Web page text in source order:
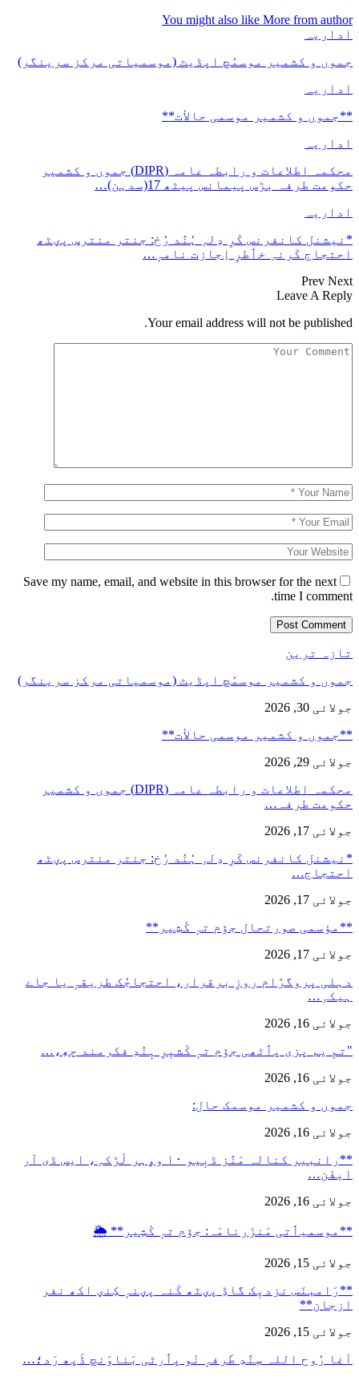
You might also like More from author
اداریہ
جموں و کشمیر موسمُچ اپڈیٹ (موسمیاتی مرکز سرینگر)
اداریہ
**جموں و كشمیر موسمی حالأت**
اداریہ
محکمہ اطلاعات و رابطہ عامہ (DIPR) جموں و کشمیر
حکومت طرفہ بڑس پیمانس پیٹھ 17(سدہن)…
اداریہ
*نیشنل کانفرنس کَرِ دِلہِ ہُنٛد رُخ: جنتر منترس پؠٹھ
احتجاج کَرنہِ خٲطرٕ اِجازت نامہٕ…
Prev Next
Leave A Reply
Your email address will not be published.
Save my name, email, and website in this browser for the next
time I comment.
تازہ ترین
جموں و کشمیر موسمُچ اپڈیٹ (موسمیاتی مرکز سرینگر)
جولائی 30, 2026
**جموں و كشمیر موسمی حالأت**
جولائی 29, 2026
محکمہ اطلاعات و رابطہ عامہ (DIPR) جموں و کشمیر
حکومت طرفہ…
جولائی 17, 2026
*نیشنل کانفرنس کَرِ دِلہِ ہُنٛد رُخ: جنتر منترس پؠٹھ
احتجاج…
جولائی 17, 2026
**مؤسمی صورتحال جۆم تہٕ کٔشِیر**
جولائی 17, 2026
دہلی پروگرٛام روزِ برقرار، احتجاجُک طریقہٕ یا جاے
ہیکہِ…
جولائی 16, 2026
"تمِ یم پزی پٲٹھی جۆم تہٕ کٔشیٖرِ ہٕنٛدِ فکرمند چھِ،…
جولائی 16, 2026
جموں و کشمیر موسمک حال:
جولائی 16, 2026
**رانبیر کنالہ مَنٛز ڈبِیو ۱۰ وۄہر لٔڑکہِ، ایس ڈی آر
ایفَن…
جولائی 16, 2026
**موسمیٲتی مَنزَرنامَہ: جۆم تہٕ کٔشِیر** 🌦️
جولائی 15, 2026
**رَامبنَس نزدیٖک گاڈِ پؠٹھ کَنہ پؠنہٕ کِنؠ اکھ نفر
ازجان**
جولائی 15, 2026
آغا رُوح اللہ سٕنٛدِ طَرفہٕ نٔو پٲرٹی بَناوَنچ ڈَپھ رَد؛…